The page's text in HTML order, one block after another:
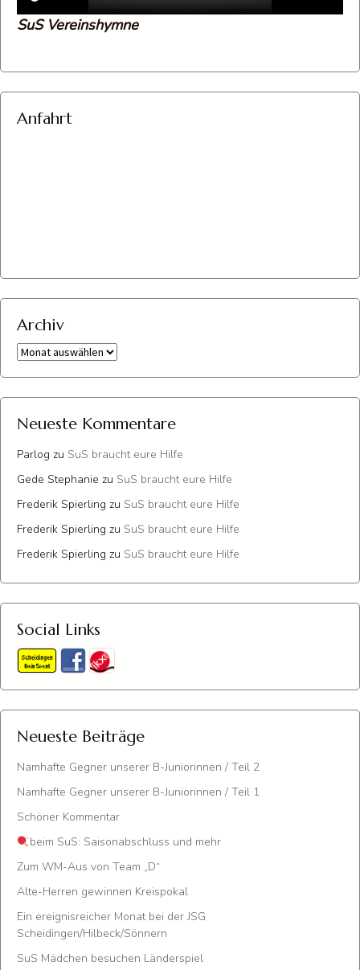
SuS Vereinshymne
Anfahrt
Archiv
Archiv
Neueste Kommentare
Parlog zu SuS braucht eure Hilfe
Gede Stephanie zu SuS braucht eure Hilfe
Frederik Spierling zu SuS braucht eure Hilfe
Frederik Spierling zu SuS braucht eure Hilfe
Frederik Spierling zu SuS braucht eure Hilfe
Social Links
Neueste Beiträge
Namhafte Gegner unserer B-Juniorinnen / Teil 2
Namhafte Gegner unserer B-Juniorinnen / Teil 1
Schöner Kommentar
beim SuS: Saisonabschluss und mehr
Zum WM-Aus von Team „D“
Alte-Herren gewinnen Kreispokal
Ein ereignisreicher Monat bei der JSG
Scheidingen/Hilbeck/Sönnern
SuS Mädchen besuchen Länderspiel